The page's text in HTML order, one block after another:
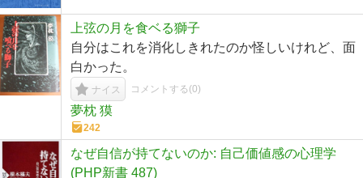
上弦の月を食ベる獅子
自分はこれを消化しきれたのか怪しいけれど、面
白かった。
ナイス コメントする(0)
夢枕 獏
242
なぜ自信が持てないのか: 自己価値感の心理学
(PHP新書 487)